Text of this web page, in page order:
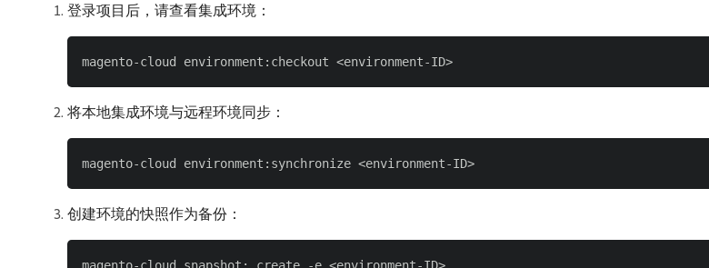
登录项目后，请查看集成环境：
将本地集成环境与远程环境同步：
创建环境的快照作为备份：